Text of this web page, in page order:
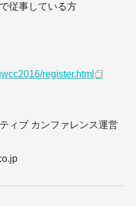
従事している方
register.html
ィブ カンファレンス運営